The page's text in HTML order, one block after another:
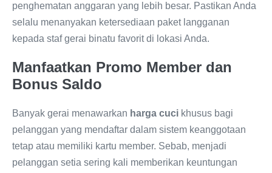
penghematan anggaran yang lebih besar. Pastikan Anda
selalu menanyakan ketersediaan paket langganan
kepada staf gerai binatu favorit di lokasi Anda.
Manfaatkan Promo Member dan
Bonus Saldo
Banyak gerai menawarkan harga cuci khusus bagi
pelanggan yang mendaftar dalam sistem keanggotaan
tetap atau memiliki kartu member. Sebab, menjadi
pelanggan setia sering kali memberikan keuntungan